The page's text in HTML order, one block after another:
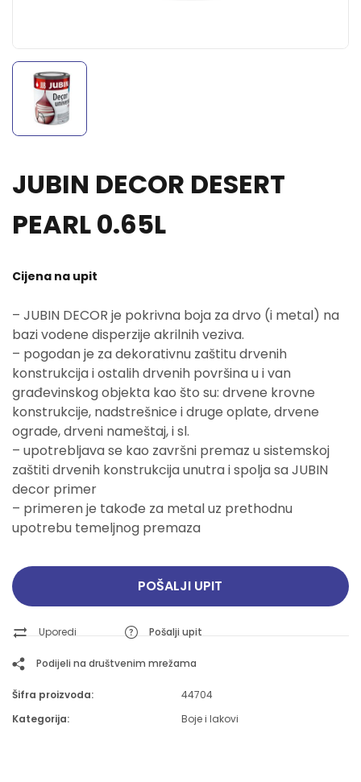
JUBIN DECOR DESERT
PEARL 0.65L
Cijena na upit
– JUBIN DECOR je pokrivna boja za drvo (i metal) na
bazi vodene disperzije akrilnih veziva.
– pogodan je za dekorativnu zaštitu drvenih
konstrukcija i ostalih drvenih površina u i van
građevinskog objekta kao što su: drvene krovne
konstrukcije, nadstrešnice i druge oplate, drvene
ograde, drveni nameštaj, i sl.
– upotrebljava se kao završni premaz u sistemskoj
zaštiti drvenih konstrukcija unutra i spolja sa JUBIN
decor primer
– primeren je takođe za metal uz prethodnu
upotrebu temeljnog premaza
POŠALJI UPIT
Uporedi Pošalji upit
Podijeli na društvenim mrežama
Šifra proizvoda:
44704
Kategorija:
Boje i lakovi